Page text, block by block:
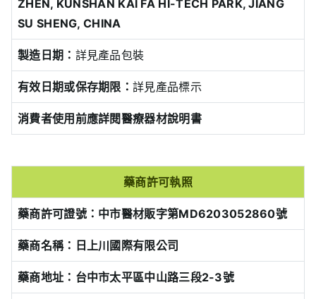
ZHEN, KUNSHAN KAI FA HI-TECH PARK, JIANG
SU SHENG, CHINA
製造日期： 詳見產品包裝
有效日期或保存期限： 詳見產品標示
消費者使用前應詳閱醫療器材說明書
藥商許可執照
藥商許可證號：中市醫材販字第MD6203052860號
藥商名稱：日上川國際有限公司
藥商地址：台中市太平區中山路三段2-3號